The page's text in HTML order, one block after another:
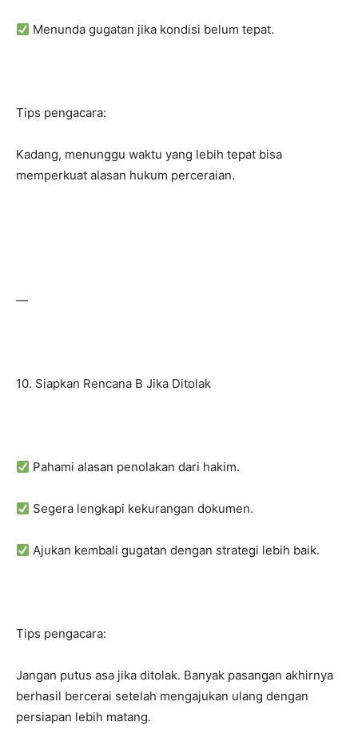
Menunda gugatan jika kondisi belum tepat.
Tips pengacara:
Kadang, menunggu waktu yang lebih tepat bisa
memperkuat alasan hukum perceraian.
—
10. Siapkan Rencana B Jika Ditolak
Pahami alasan penolakan dari hakim.
Segera lengkapi kekurangan dokumen.
Ajukan kembali gugatan dengan strategi lebih baik.
Tips pengacara:
Jangan putus asa jika ditolak. Banyak pasangan akhirnya
berhasil bercerai setelah mengajukan ulang dengan
persiapan lebih matang.